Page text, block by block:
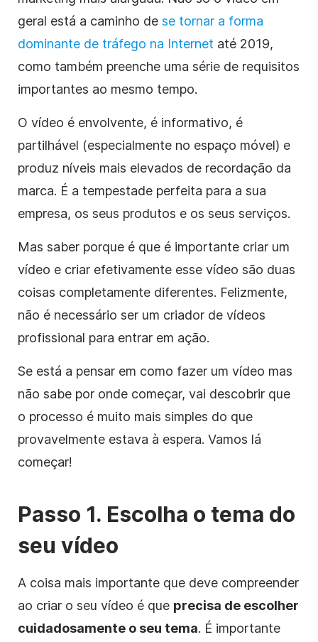
geral está a caminho de se tornar a forma
dominante de tráfego na Internet até 2019,
como também preenche uma série de requisitos
importantes ao mesmo tempo.
O vídeo é envolvente, é informativo, é
partilhável (especialmente no espaço móvel) e
produz níveis mais elevados de recordação da
marca. É a tempestade perfeita para a sua
empresa, os seus produtos e os seus serviços.
Mas saber porque é que é importante criar um
vídeo e criar efetivamente esse vídeo são duas
coisas completamente diferentes. Felizmente,
não é necessário ser um criador de vídeos
profissional para entrar em ação.
Se está a pensar em como fazer um vídeo mas
não sabe por onde começar, vai descobrir que
o processo é muito mais simples do que
provavelmente estava à espera. Vamos lá
começar!
Passo 1. Escolha o tema do
seu vídeo
A coisa mais importante que deve compreender
ao criar o seu vídeo é que precisa de escolher
cuidadosamente o seu tema. É importante